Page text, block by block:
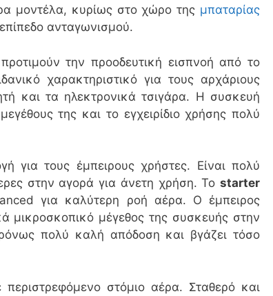
μοντέλα, κυρίως στο χώρο της μπαταρίας
ανταγωνισμού.
την προοδευτική εισπνοή από το
χαρακτηριστικό για τους αρχάριους
και τα ηλεκτρονικά τσιγάρα. Η συσκευή
της και το εγχειρίδιο χρήσης πολύ
για τους έμπειρους χρήστες. Είναι πολύ
στην αγορά για άνετη χρήση. Το starter
για καλύτερη ροή αέρα. Ο έμπειρος
μικροσκοπικό μέγεθος της συσκευής στην
πολύ καλή απόδοση και βγάζει τόσο
στόμιο αέρα. Σταθερό και